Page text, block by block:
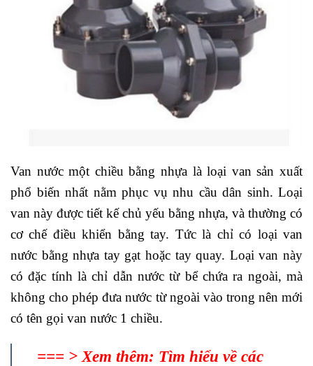
Van nước một chiều bằng nhựa là loại van sản xuất
phổ biến nhất nằm phục vụ nhu cầu dân sinh. Loại
van này được tiết kế chủ yếu bằng nhựa, và thường có
cơ chế điều khiển bằng tay. Tức là chỉ có loại van
nước bằng nhựa tay gạt hoặc tay quay. Loại van này
có đặc tính là chỉ dẫn nước từ bể chứa ra ngoài, mà
không cho phép đưa nước từ ngoài vào trong nên mới
có tên gọi van nước 1 chiều.
=== > Xem thêm: Tìm hiểu về các